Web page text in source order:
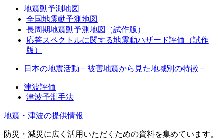
地震動予測地図
全国地震動予測地図
長周期地震動予測地図（試作版）
応答スペクトルに関する地震動ハザード評価（試作
版）
日本の地震活動－被害地震から見た地域別の特徴－
津波評価
津波予測手法
地震・津波の提供情報
防災・減災に広く活用いただくための資料を集めています。